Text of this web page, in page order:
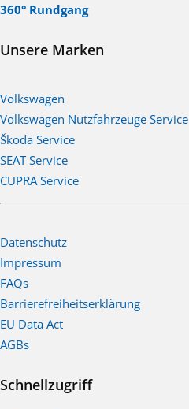
360° Rundgang
Unsere Marken
Volkswagen
Volkswagen Nutzfahrzeuge Service
Škoda Service
SEAT Service
CUPRA Service
Datenschutz
Impressum
FAQs
Barrierefreiheitserklärung
EU Data Act
AGBs
Schnellzugriff